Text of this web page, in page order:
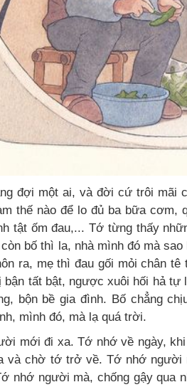
đợi một ai, và đời cứ trôi mãi
thế nào để lo đủ ba bữa cơm,
tật ốm đau,... Tớ từng thấy
bố thì la, nhà mình đó mà
ra, mẹ thì đau gối mỏi chân
tất bật, ngược xuôi hối hả tự
bộn bề gia đình. Bố chẳng
mình đó, mà lạ quá trời.
mới đi xa. Tớ nhớ về ngày,
và chờ tớ trở về. Tớ nhớ người
nhớ người mà, chống gậy qua